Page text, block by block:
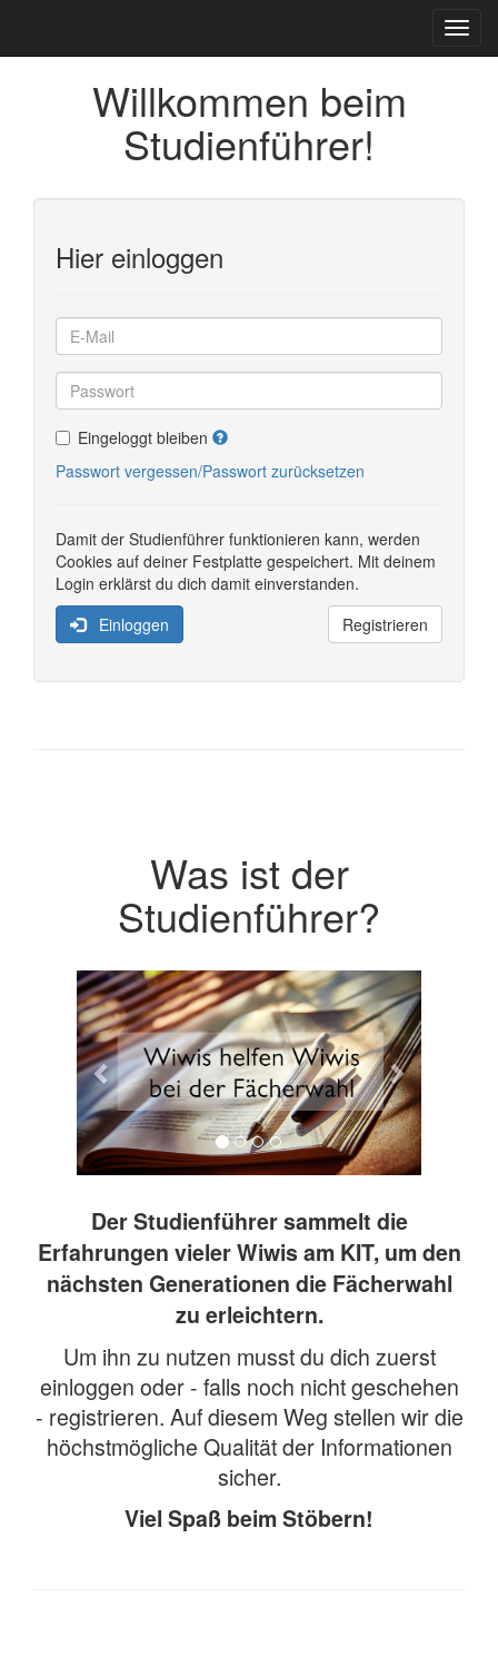
Willkommen beim
Studienführer!
Hier einloggen
Eingeloggt bleiben
Passwort vergessen/Passwort zurücksetzen
Damit der Studienführer funktionieren kann, werden
Cookies auf deiner Festplatte gespeichert. Mit deinem
Login erklärst du dich damit einverstanden.
Einloggen
Registrieren
Was ist der
Studienführer?
Previous Next
Der Studienführer sammelt die
Erfahrungen vieler Wiwis am KIT, um den
nächsten Generationen die Fächerwahl
zu erleichtern.
Um ihn zu nutzen musst du dich zuerst
einloggen oder - falls noch nicht geschehen
- registrieren. Auf diesem Weg stellen wir die
höchstmögliche Qualität der Informationen
sicher.
Viel Spaß beim Stöbern!